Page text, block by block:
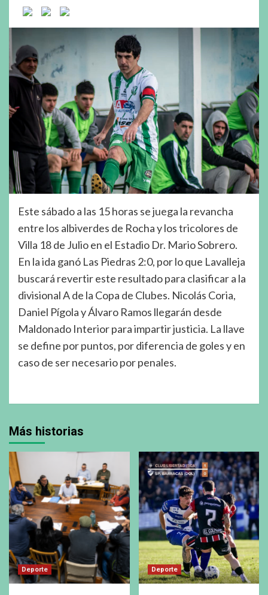
Este sábado a las 15 horas se juega la revancha
entre los albiverdes de Rocha y los tricolores de
Villa 18 de Julio en el Estadio Dr. Mario Sobrero.
En la ida ganó Las Piedras 2:0, por lo que Lavalleja
buscará revertir este resultado para clasificar a la
divisional A de la Copa de Clubes. Nicolás Coria,
Daniel Pígola y Álvaro Ramos llegarán desde
Maldonado Interior para impartir justicia. La llave
se define por puntos, por diferencia de goles y en
caso de ser necesario por penales.
Más historias
Deporte Deporte